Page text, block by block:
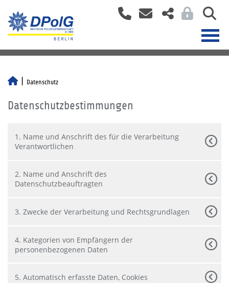
Datenschutz
Datenschutzbestimmungen
1. Name und Anschrift des für die Verarbeitung
Verantwortlichen
2. Name und Anschrift des
Datenschutzbeauftragten
3. Zwecke der Verarbeitung und Rechtsgrundlagen
4. Kategorien von Empfängern der
personenbezogenen Daten
5. Automatisch erfasste Daten, Cookies